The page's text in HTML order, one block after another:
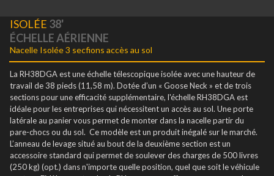
ISOLÉE 38'
ÉCHELLE AÉRIENNE
Nacelle Isolée 3 secfions accès au sol
La RH38DGA est une échelle télescopique isolée avec une hauteur de
travail de 38 pieds (11,58 m). Dotée d’un « Goose Neck » et de trois
sections pour une efficacité supplémentaire, l'échelle RH38DGA est
idéale pour les entreprises qui nécessitent un accès au sol. Une porte
latérale au panier vous permet de monter dans la nacelle partir du
pare-chocs ou du sol. Ce modèle est un produit inégalé sur le marché.
L’anneau de levage situé au bout de la deuxième section est un
accessoire standard qui permet de soulever des charges de 500 livres
(250 kg) (opt.) dans n'importe quelle position, quel que soit le véhicule